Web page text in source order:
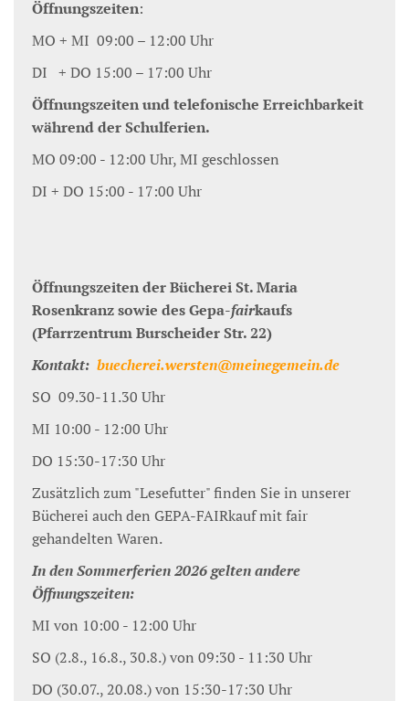
Öffnungszeiten:
MO + MI 09:00 – 12:00 Uhr
DI + DO 15:00 – 17:00 Uhr
Öffnungszeiten und telefonische Erreichbarkeit
während der Schulferien.
MO 09:00 - 12:00 Uhr, MI geschlossen
DI + DO 15:00 - 17:00 Uhr
Öffnungszeiten der Bücherei St. Maria
Rosenkranz sowie des Gepa-fairkaufs
(Pfarrzentrum Burscheider Str. 22)
Kontakt: buecherei.wersten@meinegemein.de
SO 09.30-11.30 Uhr
MI 10:00 - 12:00 Uhr
DO 15:30-17:30 Uhr
Zusätzlich zum "Lesefutter" finden Sie in unserer
Bücherei auch den GEPA-FAIRkauf mit fair
gehandelten Waren.
In den Sommerferien 2026 gelten andere
Öffnungszeiten:
MI von 10:00 - 12:00 Uhr
SO (2.8., 16.8., 30.8.) von 09:30 - 11:30 Uhr
DO (30.07., 20.08.) von 15:30-17:30 Uhr